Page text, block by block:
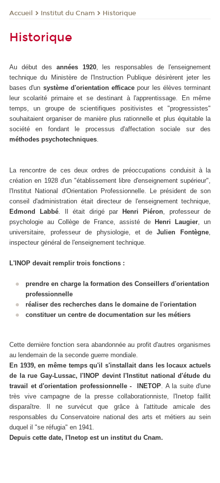
Accueil Institut du Cnam Historique
Historique
Au début des années 1920, les responsables de l'enseignement
technique du Ministère de l'Instruction Publique désirèrent jeter les
bases d'un système d'orientation efficace pour les élèves terminant
leur scolarité primaire et se destinant à l'apprentissage. En même
temps, un groupe de scientifiques positivistes et "progressistes"
souhaitaient organiser de manière plus rationnelle et plus équitable la
société en fondant le processus d'affectation sociale sur des
méthodes psychotechniques
La rencontre de ces deux ordres de préoccupations conduisit à la
création en 1928 d'un "établissement libre d'enseignement supérieur",
l'Institut National d'Orientation Professionnelle. Le président de son
conseil d'administration était directeur de l'enseignement technique,
Edmond Labbé . Il était dirigé par Henri Piéron , professeur de
psychologie au Collège de France, assisté de Henri Laugier , un
universitaire, professeur de physiologie, et deJulien Fontègne
inspecteur général de l'enseignement technique.
L'INOP devait remplir trois fonctions :
prendre en charge la formation des Conseillers d'orientation
professionnelle
réaliser des recherches dans le domaine de l'orientation
constituer un centre de documentation sur les métiers
Cette dernière fonction sera abandonnée au profit d'autres organismes
au lendemain de la seconde guerre mondiale.
En 1939, en même temps qu'il s'installait dans les locaux actuels
de la rue Gay-Lussac, l'INOP devint l'Institut national d'étude du
travail et d'orientation professionnelle - INETOP. A la suite d'une
très vive campagne de la presse collaborationniste, l'Inetop faillit
disparaître. Il ne survécut que grâce à l'attitude amicale des
responsables du Conservatoire national des arts et métiers au sein
duquel il "se réfugia" en 1941.
Depuis cette date, l'Inetop est un institut du Cnam.